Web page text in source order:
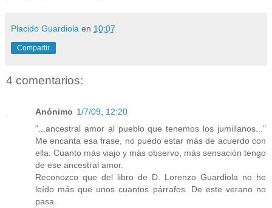
Placido Guardiola en 10:07
Compartir
4 comentarios:
Anónimo 1/7/09, 12:20
"...ancestral amor al pueblo que tenemos los jumillanos..."
Me encanta esa frase, no puedo estar más de acuerdo con
ella. Cuanto más viajo y más observo, más sensación tengo
de ese ancestral amor.
Reconozco que del libro de D. Lorenzo Guardiola no he
leído más que unos cuantos párrafos. De este verano no
pasa.